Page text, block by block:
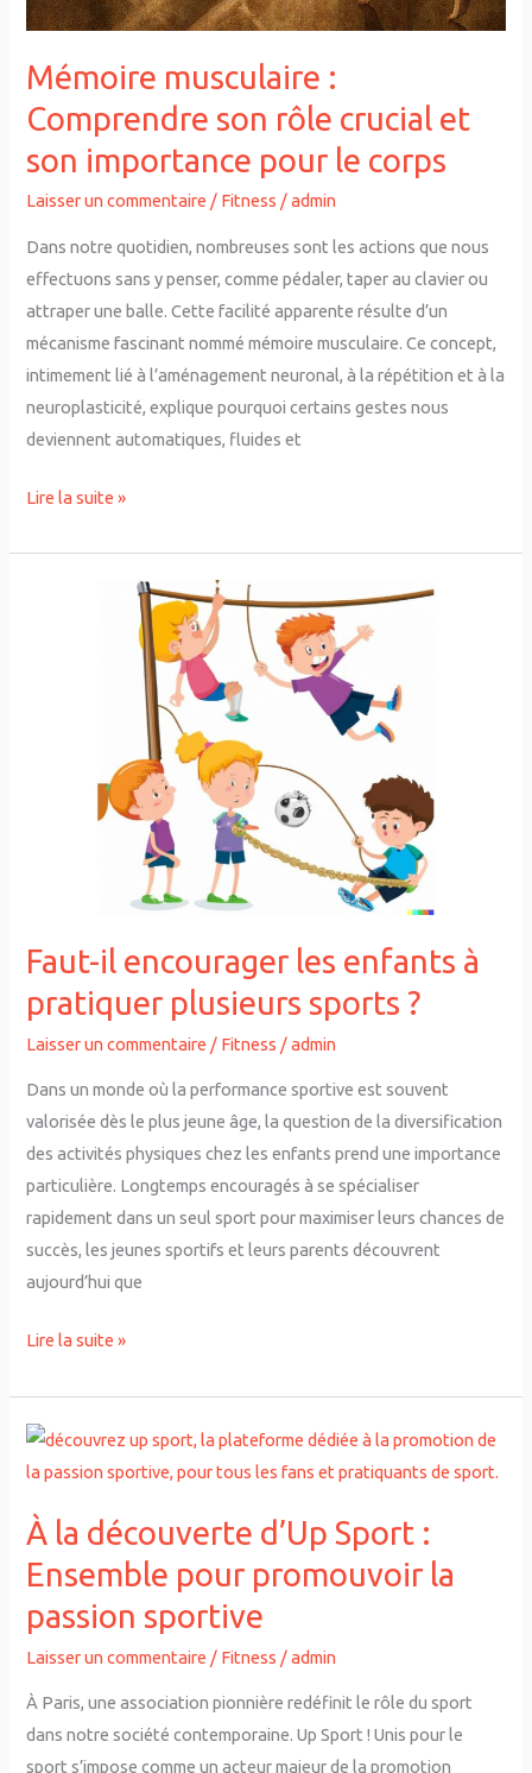
Mémoire musculaire :
Comprendre son rôle crucial et
son importance pour le corps
Laisser un commentaire / Fitness /admin
Dans notre quotidien, nombreuses sont les actions que nous
effectuons sans y penser, comme pédaler, taper au clavier ou
attraper une balle. Cette facilité apparente résulte d’un
mécanisme fascinant nommé mémoire musculaire. Ce concept,
intimement lié à l’aménagement neuronal, à la répétition et à la
neuroplasticité, explique pourquoi certains gestes nous
deviennent automatiques, fluides et
importance
le
corps
Lire la suite »
Faut-il encourager les enfants à
pratiquer plusieurs sports ?
Laisser un commentaire / Fitness /admin
Dans un monde où la performance sportive est souvent
valorisée dès le plus jeune âge, la question de la diversification
des activités physiques chez les enfants prend une importance
particulière. Longtemps encouragés à se spécialiser
rapidement dans un seul sport pour maximiser leurs chances de
succès, les jeunes sportifs et leurs parents découvrent
aujourd’hui que
Lire la suite »
À la découverte d’Up Sport :
Ensemble pour promouvoir la
passion sportive
Laisser un commentaire / Fitness /admin
À Paris, une association pionnière redéfinit le rôle du sport
dans notre société contemporaine. Up Sport ! Unis pour le
sport s’impose comme un acteur majeur de la promotion
À
la
d’Up
Sport
Ensemble
pour
promouvoir
la
passion